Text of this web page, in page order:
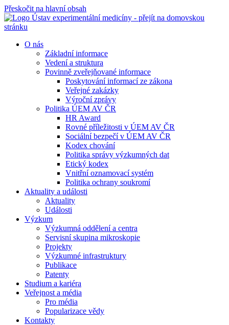
Přeskočit na hlavní obsah
O nás
Základní informace
Vedení a struktura
Povinně zveřejňované informace
Poskytování informací ze zákona
Veřejné zakázky
Výroční zprávy
Politika ÚEM AV ČR
HR Award
Rovné příležitosti v ÚEM AV ČR
Sociální bezpečí v ÚEM AV ČR
Kodex chování
Politika správy výzkumných dat
Etický kodex
Vnitřní oznamovací systém
Politika ochrany soukromí
Aktuality a události
Aktuality
Události
Výzkum
Výzkumná oddělení a centra
Servisní skupina mikroskopie
Projekty
Výzkumné infrastruktury
Publikace
Patenty
Studium a kariéra
Veřejnost a média
Pro média
Popularizace vědy
Kontakty